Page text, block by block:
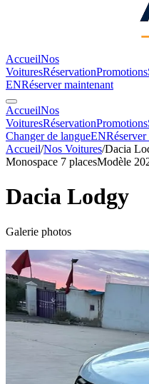
AccueilNos
VoituresRéservationPromotions
ENRéserver maintenant
AccueilNos
VoituresRéservationPromotions
Changer de langueEN
Accueil/Nos Voitures/Dacia
Monospace 7 placesModèle
Dacia Lodgy
Galerie photos